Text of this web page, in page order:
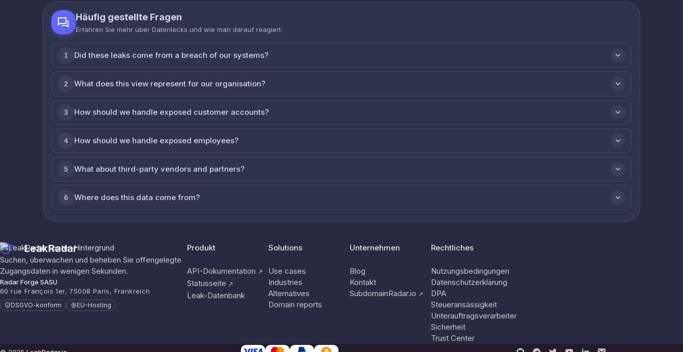
Häufig gestellte Fragen
Erfahren Sie mehr über Datenlecks und wie man darauf reagiert.
1 Did these leaks come from a breach of our systems?
2 What does this view represent for our organisation?
3 How should we handle exposed customer accounts?
4 How should we handle exposed employees?
5 What about third-party vendors and partners?
6 Where does this data come from?
LeakRadar
Suchen, überwachen und beheben Sie offengelegte
Zugangsdaten in wenigen Sekunden.
Radar Forge SASU
60 rue François 1er, 75008 Paris, Frankreich
DSGVO-konform EU-Hosting
Produkt
API-Dokumentation ↗
Statusseite ↗
Leak-Datenbank
Solutions
Use cases
Industries
Alternatives
Domain reports
Unternehmen
Blog
Kontakt
SubdomainRadar.io ↗
Rechtliches
Nutzungsbedingungen
Datenschutzerklärung
DPA
Steueransässigkeit
Unterauftragsverarbeiter
Sicherheit
Trust Center